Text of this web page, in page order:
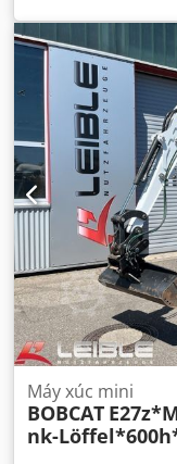
dựng:2.280 mm,
động:Elektro
Máy xúc mini
BOBCAT
nk-